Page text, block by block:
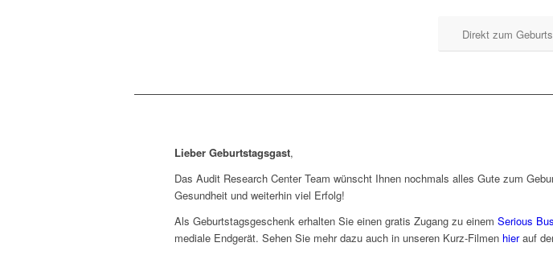
Direkt zum
Lieber Geburtstagsgast,
Das Audit Research Center Team wünscht Ihnen nochmals alles Gute zum
Gesundheit und weiterhin viel Erfolg!
Als Geburtstagsgeschenk erhalten Sie einen gratis Zugang zu einem Serious
mediale Endgerät. Sehen Sie mehr dazu auch in unseren Kurz-Filmen hierauf